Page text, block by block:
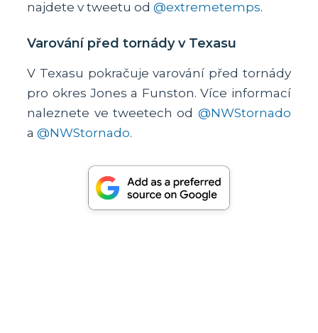
najdete v tweetu od@extremetemps.
Varování před tornády v Texasu
V Texasu pokračuje varování před tornády
pro okres Jones a Funston. Více informací
naleznete ve tweetech od @NWStornado
a@NWStornado.